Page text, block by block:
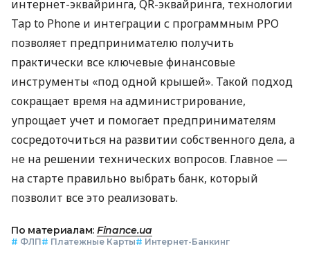
интернет-эквайринга, QR-эквайринга, технологии
Tap to Phone и интеграции с программным РРО
позволяет предпринимателю получить
практически все ключевые финансовые
инструменты «под одной крышей». Такой подход
сокращает время на администрирование,
упрощает учет и помогает предпринимателям
сосредоточиться на развитии собственного дела, а
не на решении технических вопросов. Главное —
на старте правильно выбрать банк, который
позволит все это реализовать.
По материалам: Finance.ua
# ФЛП# Платежные Карты# Интернет-Банкинг